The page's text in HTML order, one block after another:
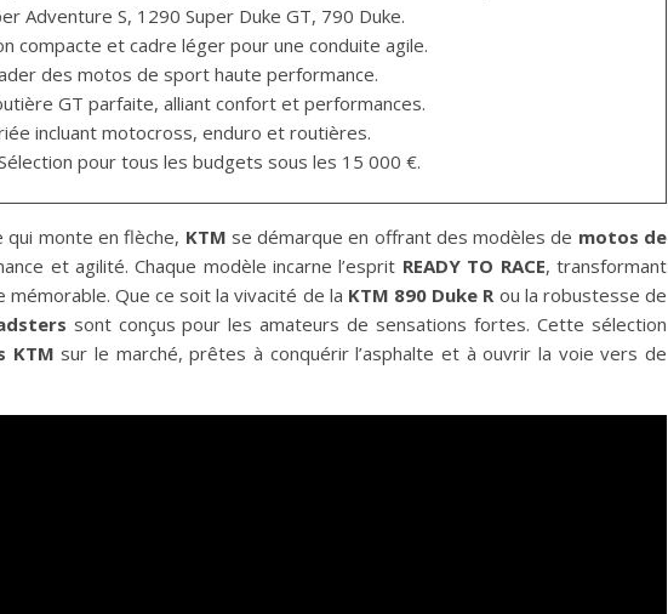
Adventure S, 1290 Super Duke GT, 790 Duke.
compacte et cadre léger pour une conduite agile.
des motos de sport haute performance.
GT parfaite, alliant confort et performances.
incluant motocross, enduro et routières.
pour tous les budgets sous les 15 000 €.
qui monte en flèche, KTM se démarque en offrant des modèles de motos de
et agilité. Chaque modèle incarne l’esprit READY TO RACE, transformant
mémorable. Que ce soit la vivacité de la KTM 890 Duke Rou la robustesse de
sont conçus pour les amateurs de sensations fortes. Cette sélection
KTM sur le marché, prêtes à conquérir l’asphalte et à ouvrir la voie vers de